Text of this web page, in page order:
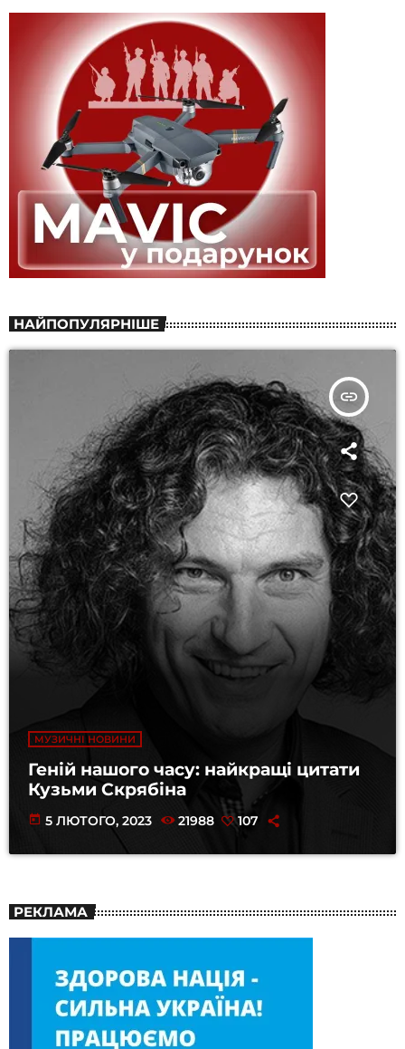
НАЙПОПУЛЯРНІШЕ
insert_link
МУЗИЧНІ НОВИНИ
Геній нашого часу: найкращі цитати
Кузьми Скрябіна
today 5 ЛЮТОГО, 2023 21988 107
РЕКЛАМА